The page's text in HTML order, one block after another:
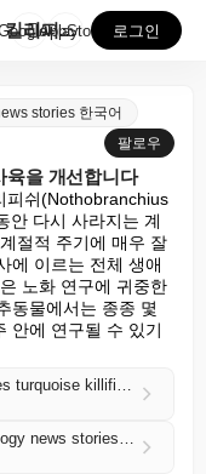
동적 개체군 번식이 터키석 킬리피쉬 사육을 개선합니다
AppStore 로그인
stories 한국어
팔로우
육을 개선합니다
피쉬(Nothobranchius
안 다시 사라지는 계
절적 주기에 매우 잘
에 이르는 전체 생애
노화 연구에 귀중한
동물에서는 종종 몇
안에 연구될 수 있기
Dynamic population breeding improves turquoise killifish husbandry
Phys.org | latest science and technology news stories 한국어 RSS